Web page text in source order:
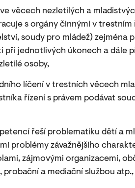
věcech nezletilých a
s orgány činnými v trestním
soudy pro mládež) zejména
při jednotlivých úkonech a dále
osoby,
líčení v trestních věcech
řízení s právem podávat
řeší problematiku dětí a
problémy závažnějšího
zájmovými organizacemi,
probační a mediační službou atp.,